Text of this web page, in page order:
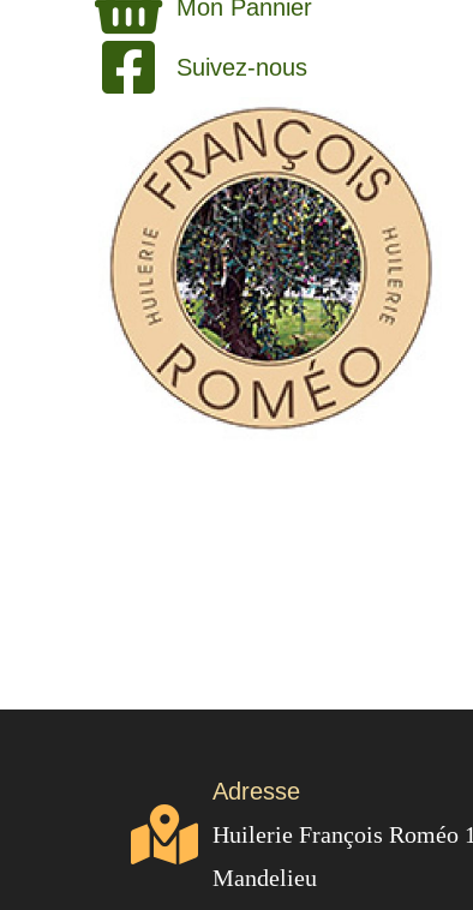
Mon Pannier
Suivez-nous
Adresse
Huilerie François Roméo
Mandelieu